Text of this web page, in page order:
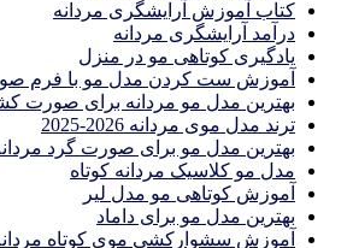
کتاب آموزش آرایشگری مردانه
درآمد آرایشگری مردانه
یادگیری كوتاهى مو در منزل
آموزش ست كردن مدل مو با فرم
بهترین مدل مو مردانه برای صورت
ترند مدل موی مردانه 2026-2025
بهترين مدل مو براى صورت گرد
مدل مو کلاسیک مردانه کوتاه
آموزش کوتاهی مو مدل لیر
بهترین مدل مو برای داماد
آموزش سشوارکشی موی کوتاه